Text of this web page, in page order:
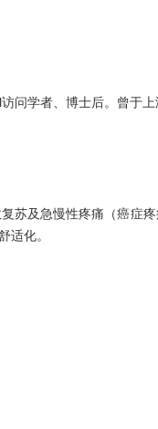
问学者、博士后。曾于
苏及急慢性疼痛（癌症
适化。